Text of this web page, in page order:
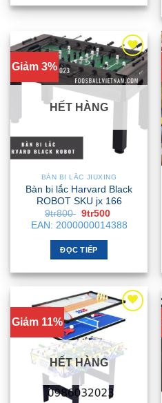
Giảm 3%
HẾT HÀNG
BÀN BI LẮC JIUXING
Bàn bi lắc Harvard Black
ROBOT SKU jx 166
9tr800 Giá
gốc
là:
9tr800 .
9tr500
hiện
tại
EAN: 2000000014388
ĐỌC TIẾP
Giảm 11%
HẾT HÀNG